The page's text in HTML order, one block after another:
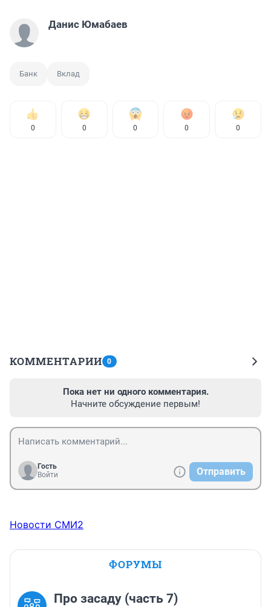
Данис Юмабаев
Банк Вклад
0 0 0 0 0
КОММЕНТАРИИ 0
Пока нет ни одного комментария.
Начните обсуждение первым!
Гость
Войти
Отправить
Новости СМИ2
ФОРУМЫ
Про засаду (часть 7)